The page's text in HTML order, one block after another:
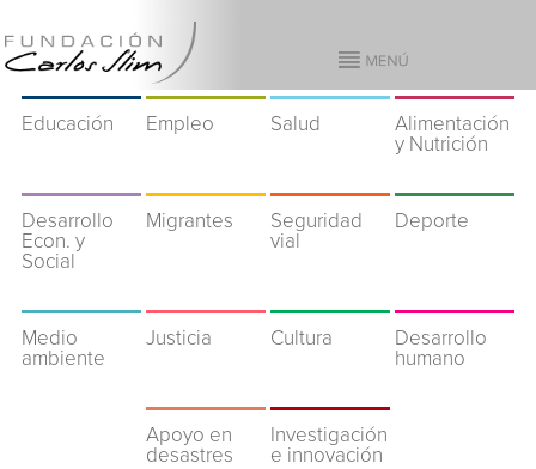
Educación Empleo Salud
Alimentación
y Nutrición
Desarrollo
Econ. y
Social
Migrantes
Seguridad
vial
Deporte
Medio
ambiente
Justicia Cultura
Desarrollo
humano
Apoyo en
desastres
Investigación
e innovación